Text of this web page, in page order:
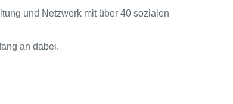
und Netzwerk mit über 40 sozialen
an dabei.